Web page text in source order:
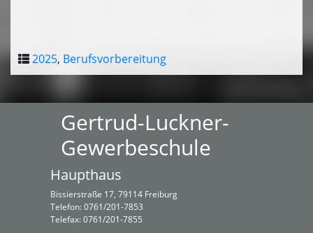
2025, Berufsvorbereitung
Gertrud-Luckner-
Gewerbeschule
Haupthaus
Bissierstraße 17, 79114 Freiburg
Telefon: 0761/201-7853
Telefax: 0761/201-7855